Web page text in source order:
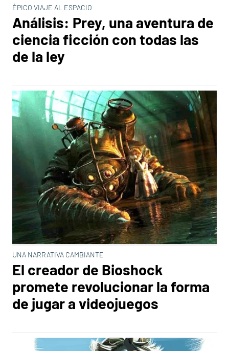
ÉPICO VIAJE AL ESPACIO
Análisis: Prey, una aventura de
ciencia ficción con todas las
de la ley
UNA NARRATIVA CAMBIANTE
El creador de Bioshock
promete revolucionar la forma
de jugar a videojuegos